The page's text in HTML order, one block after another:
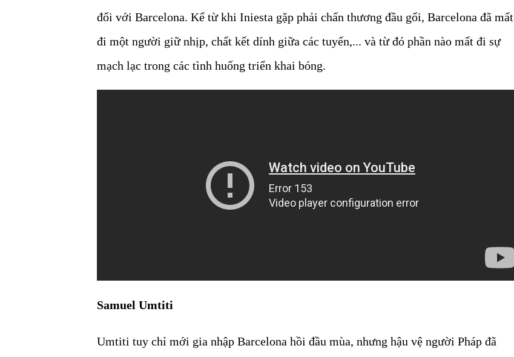
đối với Barcelona. Kể từ khi Iniesta gặp phải chấn thương đầu gối, Barcelona đã mất
đi một người giữ nhịp, chất kết dính giữa các tuyến,... và từ đó phần nào mất đi sự
mạch lạc trong các tình huống triển khai bóng.
Samuel Umtiti
Umtiti tuy chỉ mới gia nhập Barcelona hồi đầu mùa, nhưng hậu vệ người Pháp đã